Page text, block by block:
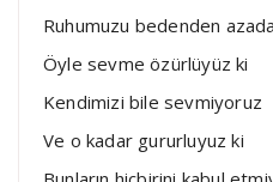
Ruhumuzu bedenden
Öyle sevme özürlüyüz ki
Kendimizi bile sevmiyoruz
Ve o kadar gururluyuz ki